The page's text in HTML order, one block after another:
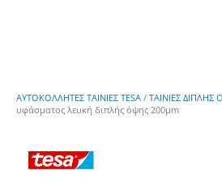
ΑΥΤΟΚΟΛΛΗΤΕΣ ΤΑΙΝΙΕΣ TESA / ΤΑΙΝΙΕΣ ∆ΙΠΛΗΣ
υφάσματος λευκή διπλής όψης 200μm